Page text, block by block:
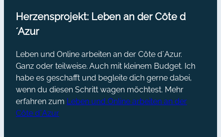
Herzensprojekt: Leben an der Côte d
´Azur
Leben und Online arbeiten an der Côte d´Azur.
Ganz oder teilweise. Auch mit kleinem Budget. Ich
habe es geschafft und begleite dich gerne dabei,
wenn du diesen Schritt wagen möchtest. Mehr
erfahren zum Leben und Online arbeiten an der
Côte d´Azur